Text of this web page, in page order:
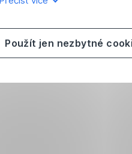
Použít jen nezbytné